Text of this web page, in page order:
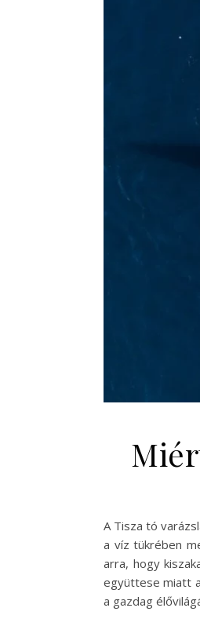
A Tisza tó
a víz tükrében
arra, hogy
együttese miatt
a gazdag